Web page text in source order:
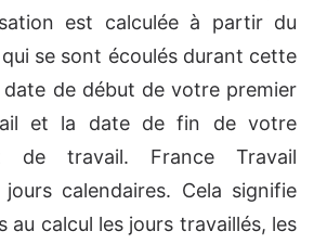
est calculée à partir du
se sont écoulés durant cette
de début de votre premier
et la date de fin de votre
de travail. France Travail
calendaires. Cela signifie
au calcul les jours travaillés, les